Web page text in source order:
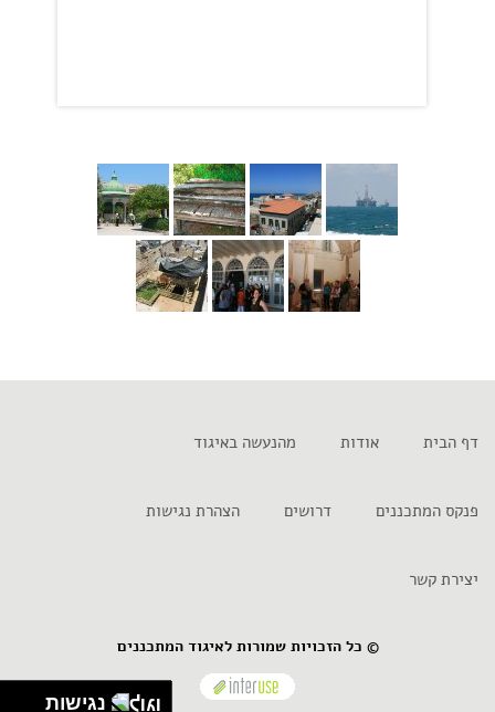
דף הבית אודות מהנעשה באיגוד
פנקס המתכננים דרושים הצהרת נגישות
יצירת קשר
© כל הזכויות שמורות לאיגוד המתכננים
נגישות